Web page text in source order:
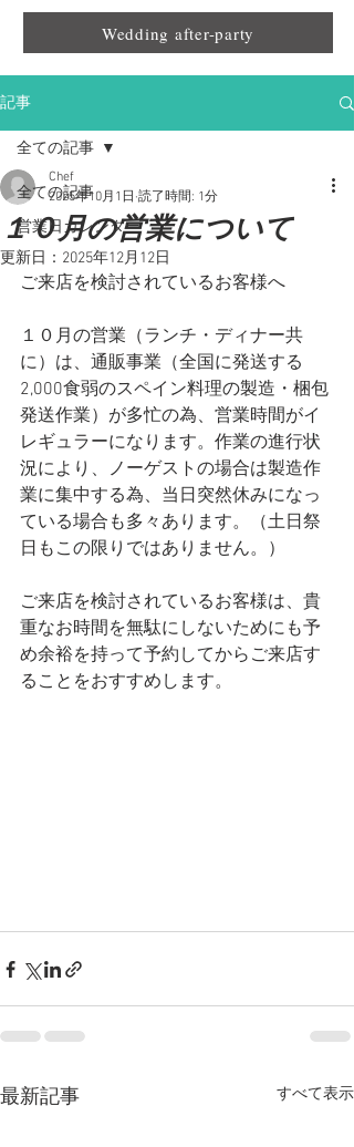
Wedding after-party
記事
全ての記事
営業日カレンダー
全ての記事
１０月の営業について
Chef
2025年10月1日 読了時間: 1分
更新日： 2025年12月12日
ご来店を検討されているお客様へ
１０月の営業（ランチ・ディナー共
に）は、通販事業（全国に発送する
2,000食弱のスペイン料理の製造・梱包
発送作業）が多忙の為、営業時間がイ
レギュラーになります。作業の進行状
況により、ノーゲストの場合は製造作
業に集中する為、当日突然休みになっ
ている場合も多々あります。（土日祭
日もこの限りではありません。）
ご来店を検討されているお客様は、貴
重なお時間を無駄にしないためにも予
め余裕を持って予約してからご来店す
ることをおすすめします。
最新記事 すべて表示